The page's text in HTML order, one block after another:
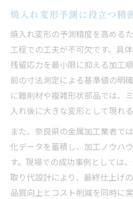
焼入れ変形予測に役立つ精
焼入れ変形の予測精度を高める
工程での工夫が不可欠です。具
残留応力を最小限に抑える加工
前の寸法測定による基準値の明
に難削材や複雑形状部品では、
入れ後に大きな変形として現れ
また、奈良県の金属加工業者で
化データを蓄積し、加工ノウハ
す。現場での成功事例としては
取り代設計により、最終仕上げ
品質向上とコスト削減を同時に